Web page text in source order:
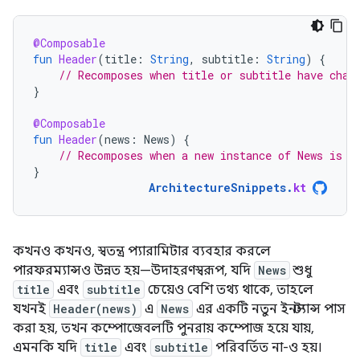
@Composable
fun Header(title : String, subtitle : String)
{
// Recomposes when title or subtitle have
}
@Composable
fun Header(news : News)
{
// Recomposes when a new instance of News is
}
ArchitectureSnippets. kt
কখনও কখনও, স্বতন্ত্র প্যারামিটার ব্যবহার করলে
পারফরম্যান্সও উন্নত হয়—উদাহরণস্বরূপ, যদি News শুধু
title এবং subtitle চেয়েও বেশি তথ্য থাকে, তাহলে
যখনই Header(news) এ News এর একটি নতুন ইনস্ট্যান্স পাস
করা হয়, তখন কম্পোজেবলটি পুনরায় কম্পোজ হয়ে যায়,
এমনকি যদি title এবং subtitle পরিবর্তিত না-ও হয়।